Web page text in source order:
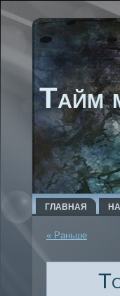
Тайм
ГЛАВНАЯ
« Раньше